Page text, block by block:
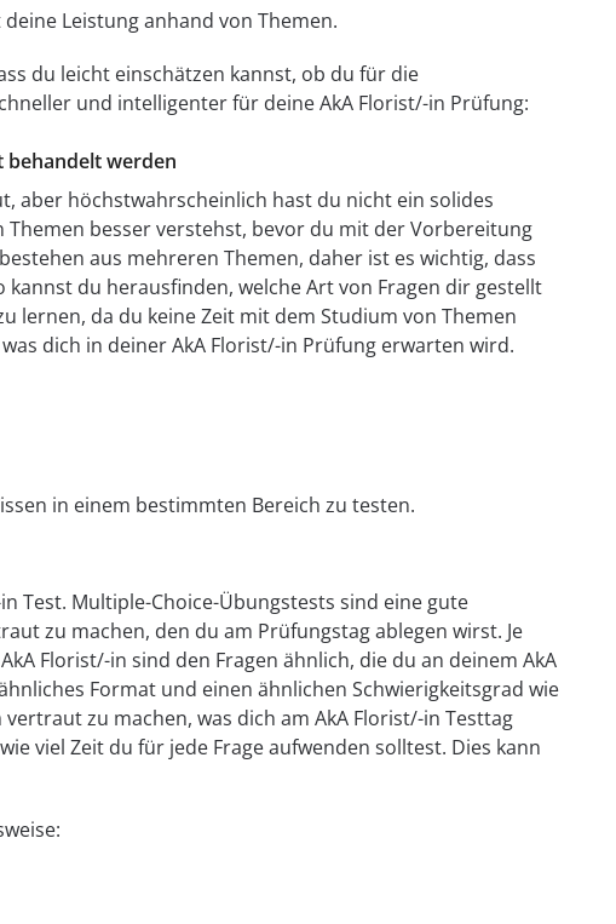
Leistung anhand von Themen.
du leicht einschätzen kannst, ob du für die
und intelligenter für deine AkA Florist/-in Prüfung:
behandelt werden
aber höchstwahrscheinlich hast du nicht ein solides
besser verstehst, bevor du mit der Vorbereitung
aus mehreren Themen, daher ist es wichtig, dass
du herausfinden, welche Art von Fragen dir gestellt
lernen, da du keine Zeit mit dem Studium von Themen
dich in deiner AkA Florist/-in Prüfung erwarten wird.
in einem bestimmten Bereich zu testen.
Test. Multiple-Choice-Übungstests sind eine gute
zu machen, den du am Prüfungstag ablegen wirst. Je
Florist/-in sind den Fragen ähnlich, die du an deinem AkA
Format und einen ähnlichen Schwierigkeitsgrad wie
zu machen, was dich am AkA Florist/-in Testtag
viel Zeit du für jede Frage aufwenden solltest. Dies kann